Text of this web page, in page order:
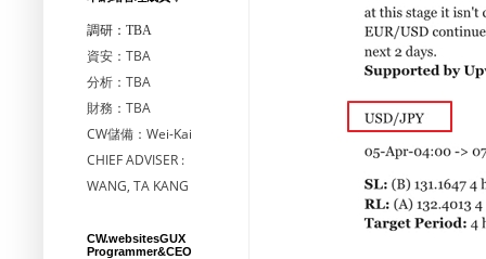
調研：TBA
資安：TBA
分析：TBA
財務：TBA
CW儲備：Wei-Kai
CHIEF ADVISER :
WANG, TA KANG
CW.websitesGUX
Programmer&CEO